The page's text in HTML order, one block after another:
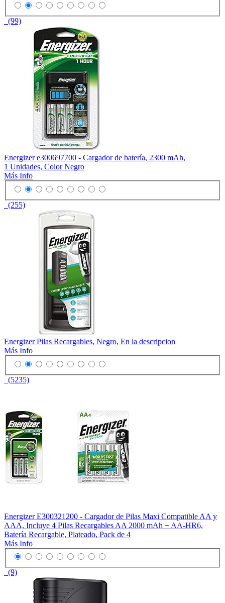
(99)
Energizer e300697700 - Cargador de batería, 2300 mAh,
1 Unidades, Color Negro
Más Info
(255)
Energizer Pilas Recargables, Negro, En la descripcion
Más Info
(5235)
Energizer E300321200 - Cargador de Pilas Maxi Compatible AA y
AAA, Incluye 4 Pilas Recargables AA 2000 mAh + AA-HR6,
Batería Recargable, Plateado, Pack de 4
Más Info
(9)